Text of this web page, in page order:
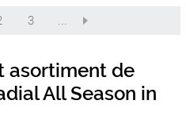
3 ...
asortiment de
All Season in